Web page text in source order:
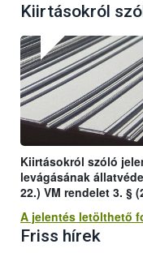
Kiirtásokról
Kiirtásokról szóló
levágásának
22.) VM rendelet 3. §
A jelentés letölthető
Friss hírek